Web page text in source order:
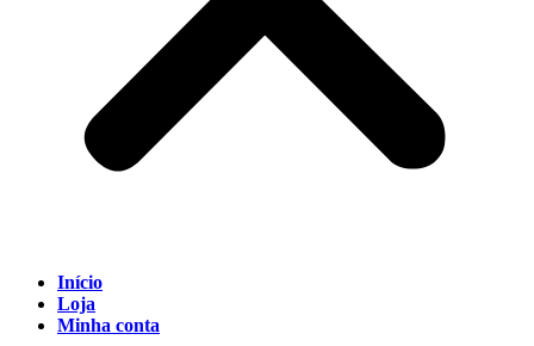
Início
Loja
Minha conta